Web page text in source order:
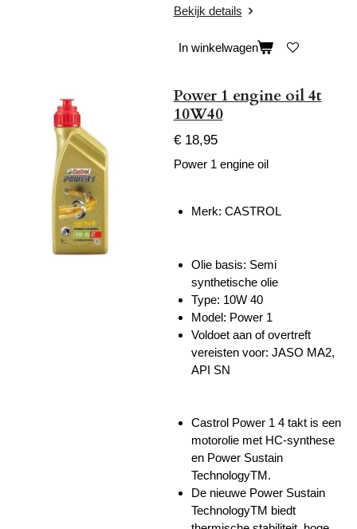
Bekijk details
In winkelwagen
Power 1 engine oil 4t
10W40
€ 18,95
Power 1 engine oil
Merk: CASTROL
Olie basis: Semi
synthetische olie
Type: 10W 40
Model: Power 1
Voldoet aan of overtreft
vereisten voor: JASO MA2,
API SN
Castrol Power 1 4 takt is een
motorolie met HC-synthese
en Power Sustain
TechnologyTM.
De nieuwe Power Sustain
TechnologyTM biedt